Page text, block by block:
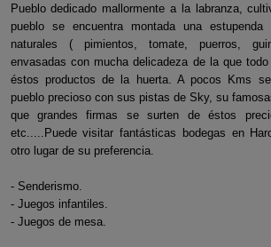
Pueblo dedicado mallormente a la labranza,
pueblo se encuentra montada una estupenda
naturales ( pimientos, tomate, puerros,
envasadas con mucha delicadeza de la que
éstos productos de la huerta. A pocos Kms
pueblo precioso con sus pistas de Sky, su
que grandes firmas se surten de éstos
etc.....Puede visitar fantásticas bodegas en
otro lugar de su preferencia.
- Senderismo.
- Juegos infantiles.
- Juegos de mesa.